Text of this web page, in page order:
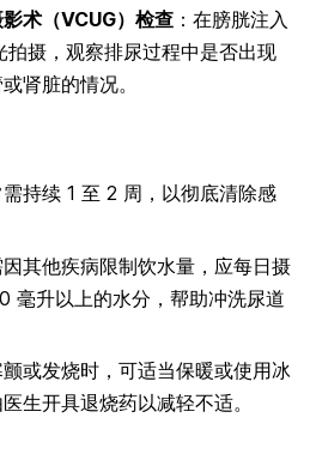
术（VCUG）检查 ：在膀胱注入
拍摄，观察排尿过程中是否出现
肾脏的情况。
持续 1 至 2 周，以彻底清除感
其他疾病限制饮水量，应每日摄
毫升以上的水分，帮助冲洗尿道
颤或发烧时，可适当保暖或使用冰
生开具退烧药以减轻不适。